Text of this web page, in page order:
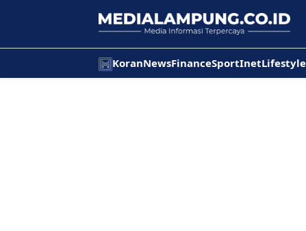
KoranNewsFinanceSportInetLifestyle